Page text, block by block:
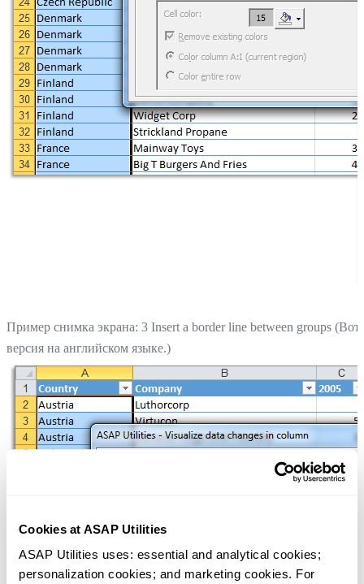
Cookies at ASAP Utilities
ASAP Utilities uses: essential and analytical cookies;
personalization cookies; and marketing cookies. For
Пример снимка экрана: 3 Insert a border line between groups (Вот
версия на английском языке.)